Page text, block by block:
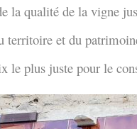
la qualité de la vigne
territoire et du
le plus juste pour le